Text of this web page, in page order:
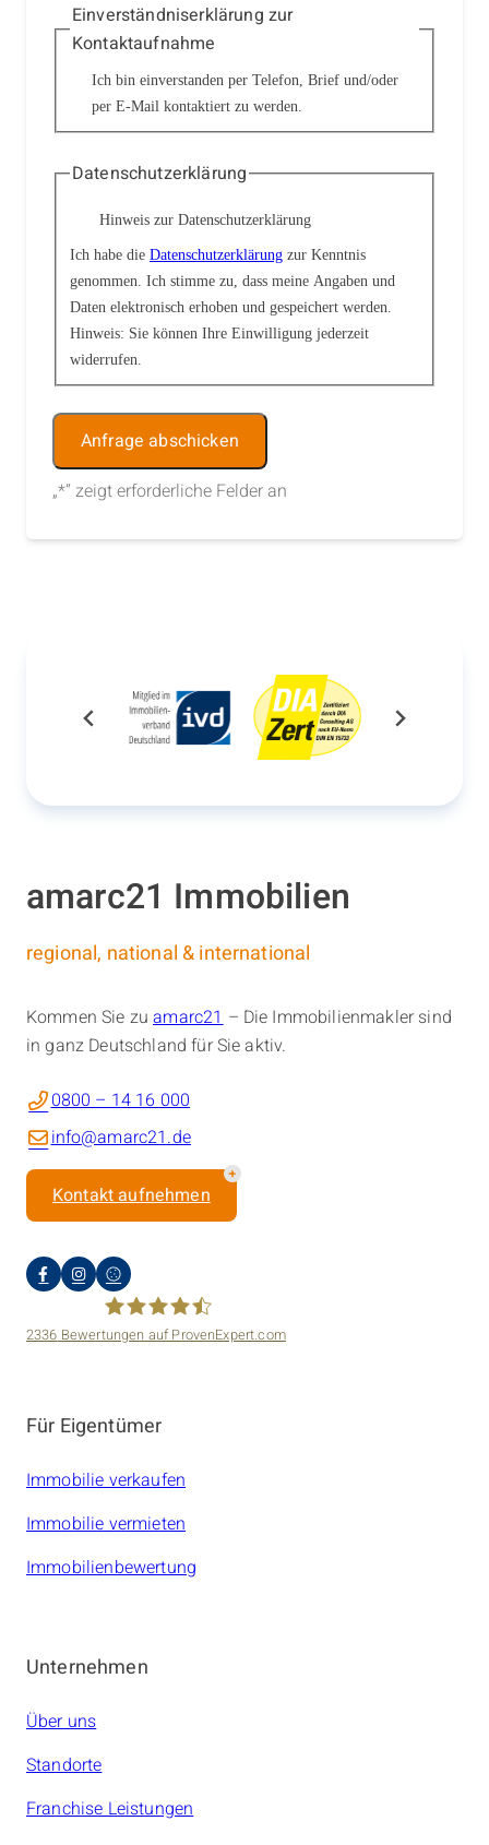
„*“ zeigt erforderliche Felder an
Einverständniserklärung zur
Kontaktaufnahme
Ich bin einverstanden per Telefon, Brief und/oder
per E-Mail kontaktiert zu werden.
Datenschutzerklärung
Hinweis zur Datenschutzerklärung
Ich habe die Datenschutzerklärung zur Kenntnis
genommen. Ich stimme zu, dass meine Angaben und
Daten elektronisch erhoben und gespeichert werden.
Hinweis: Sie können Ihre Einwilligung jederzeit
widerrufen.
amarc21 Immobilien
regional, national & international
Kommen Sie zuamarc21– Die Immobilienmakler sind
in ganz Deutschland für Sie aktiv.
0800 – 14 16 000
info@amarc21.de
Kontakt aufnehmen
2336 Bewertungen auf ProvenExpert.com
Für Eigentümer
Immobilie verkaufen
Immobilie vermieten
Immobilienbewertung
Unternehmen
Über uns
Standorte
Franchise Leistungen